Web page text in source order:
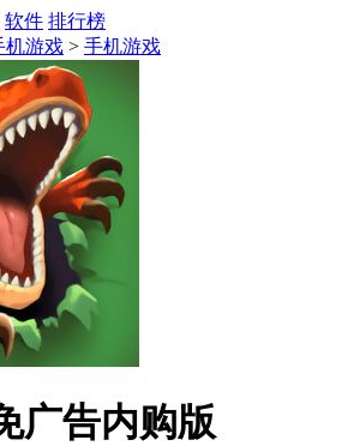
软件 排行榜
机游戏 > 手机游戏
广告内购版